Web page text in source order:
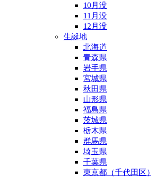
10月没
11月没
12月没
生誕地
北海道
青森県
岩手県
宮城県
秋田県
山形県
福島県
茨城県
栃木県
群馬県
埼玉県
千葉県
東京都（千代田区）